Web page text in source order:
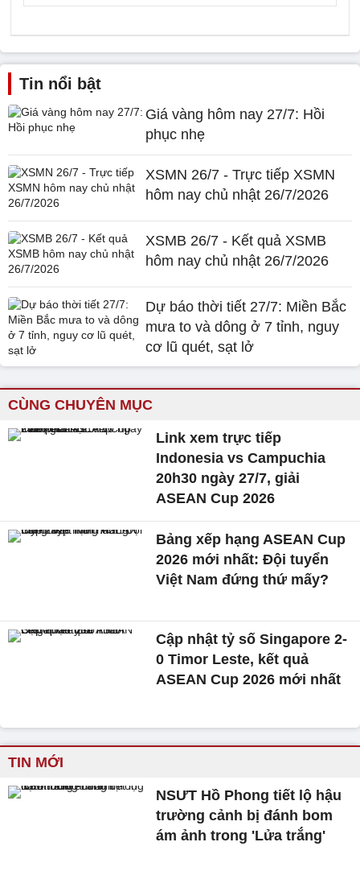
Tin nổi bật
Giá vàng hôm nay 27/7: Hồi
phục nhẹ
XSMN 26/7 - Trực tiếp XSMN
hôm nay chủ nhật 26/7/2026
XSMB 26/7 - Kết quả XSMB
hôm nay chủ nhật 26/7/2026
Dự báo thời tiết 27/7: Miền Bắc
mưa to và dông ở 7 tỉnh, nguy
cơ lũ quét, sạt lở
CÙNG CHUYÊN MỤC
Link xem trực tiếp
Indonesia vs Campuchia
20h30 ngày 27/7, giải
ASEAN Cup 2026
Bảng xếp hạng ASEAN Cup
2026 mới nhất: Đội tuyển
Việt Nam đứng thứ mấy?
Cập nhật tỷ số Singapore 2-
0 Timor Leste, kết quả
ASEAN Cup 2026 mới nhất
TIN MỚI
NSƯT Hồ Phong tiết lộ hậu
trường cảnh bị đánh bom
ám ảnh trong 'Lửa trắng'